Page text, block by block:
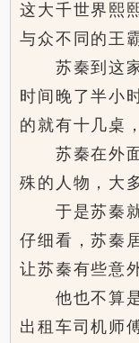
这大千世界熙
与众不同的王
苏秦到这家
时间晚了半小
的就有十几桌
苏秦在外面
殊的人物，大
于是苏秦就
仔细看，苏秦
让苏秦有些意
他也不算是
出租车司机师